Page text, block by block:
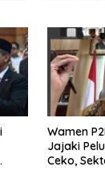
Wamen
Jajaki
Ceko,